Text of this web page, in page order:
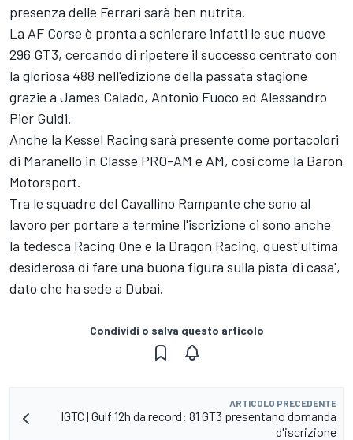
presenza delle Ferrari sarà ben nutrita.
La AF Corse è pronta a schierare infatti le sue nuove
296 GT3, cercando di ripetere il successo centrato con
la gloriosa 488 nell'edizione della passata stagione
grazie a James Calado, Antonio Fuoco ed Alessandro
Pier Guidi.
Anche la Kessel Racing sarà presente come portacolori
di Maranello in Classe PRO-AM e AM, così come la Baron
Motorsport.
Tra le squadre del Cavallino Rampante che sono al
lavoro per portare a termine l'iscrizione ci sono anche
la tedesca Racing One e la Dragon Racing, quest'ultima
desiderosa di fare una buona figura sulla pista 'di casa',
dato che ha sede a Dubai.
Condividi o salva questo articolo
ARTICOLO PRECEDENTE
IGTC | Gulf 12h da record: 81 GT3 presentano domanda
d'iscrizione